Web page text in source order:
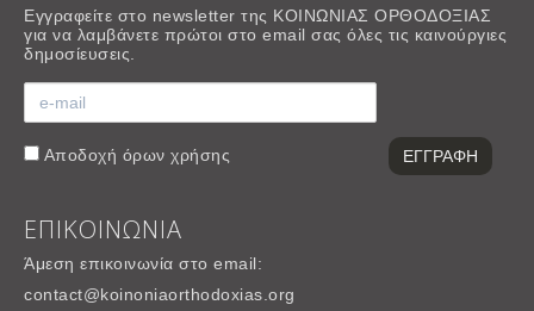
Εγγραφείτε στο newsletter της ΚΟΙΝΩΝΙΑΣ ΟΡΘΟΔΟΞΙΑΣ
για να λαμβάνετε πρώτοι στο email σας όλες τις καινούργιες
δημοσίευσεις.
Αποδοχή όρων χρήσης
ΕΠΙΚΟΙΝΩΝΙΑ
Άμεση επικοινωνία στο email:
contact@koinoniaorthodoxias.org